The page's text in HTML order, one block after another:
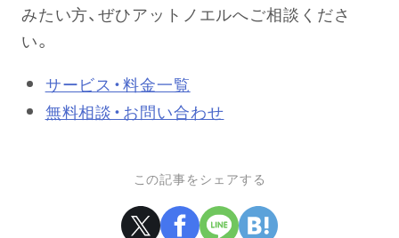
みたい方、ぜひアットノエルへご相談くださ
い。
サービス・料金一覧
無料相談・お問い合わせ
この記事をシェアする